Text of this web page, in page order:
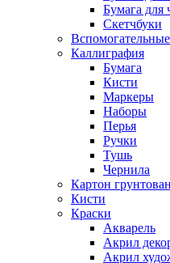
Бумага для
Скетчбуки
Каллиграфия
Бумага
Кисти
Маркеры
Наборы
Перья
Ручки
Тушь
Чернила
Картон
Кисти
Краски
Акварель
Акрил
Акрил